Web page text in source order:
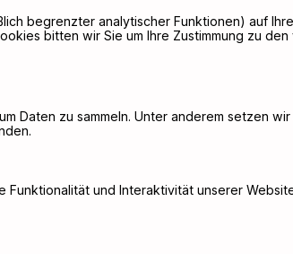
begrenzter analytischer Funktionen) auf
bitten wir Sie um Ihre Zustimmung zu
Daten zu sammeln. Unter anderem setzen
Funktionalität und Interaktivität unserer